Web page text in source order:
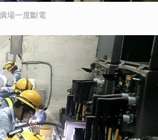
場一度斷電